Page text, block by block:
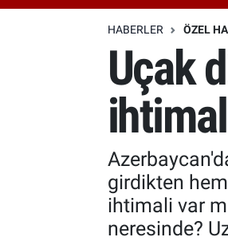
HABERLER ÖZEL
Uçak
girdikten
ihtimali var
neresinde?
Özel Haberler
Özel Haberler
Erişim Bilgileri
Haber Arşivi